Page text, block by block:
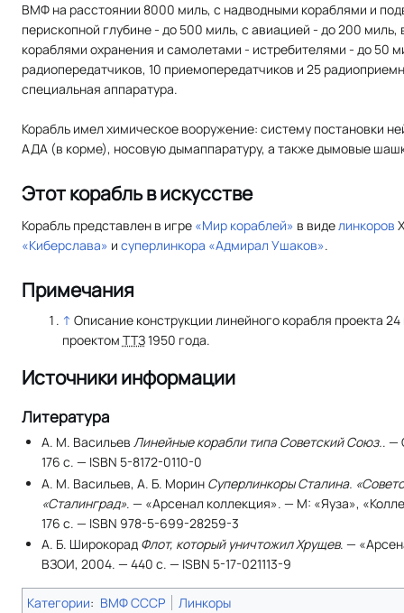
ВМФ на расстоянии 8000 миль, с надводными кораблями и
перископной глубине - до 500 миль, с авиацией - до 200
кораблями охранения и самолетами - истребителями - до 50
радиопередатчиков, 10 приемопередатчиков и 25
специальная аппаратура.
Корабль имел химическое вооружение: систему постановки
АДА (в корме), носовую дымаппаратуру, а также дымовые
Этот корабль в искусстве
Корабль представлен в игре «Мир кораблей» в виде линкоров
«Киберслава» и суперлинкора «Адмирал Ушаков».
Примечания
↑ Описание конструкции линейного корабля проекта
проектом ТТЗ1950 года.
Источники информации
Литература
А. М. ВасильевЛинейные корабли типа Советский Союз.. —
176 с. — ISBN 5-8172-0110-0
А. М. Васильев, А. Б. Морин Суперлинкоры Сталина.
«Сталинград». — «Арсенал коллекция». — М: «Яуза»,
176 с. — ISBN 978-5-699-28259-3
А. Б. Широкорад Флот, который уничтожил Хрущев. —
ВЗОИ, 2004. — 440 с. — ISBN 5-17-021113-9
Категории: ВМФ СССР Линкоры